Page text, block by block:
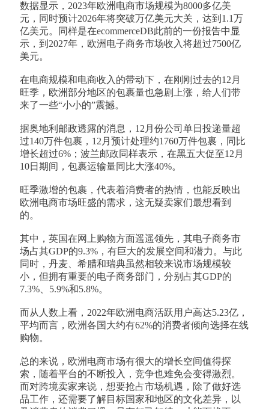
数据显示，2023年欧洲电商市场规模为8000多亿美
元，同时预计2026年将突破万亿美元大关，达到1.1万
亿美元。同样是在ecommerceDB此前的一份报告中显
示，到2027年，欧洲电子商务市场收入将超过7500亿
美元。
在电商规模和电商收入的带动下，在刚刚过去的12月
旺季，欧洲部分地区的包裹量也急剧上涨，给人们带
来了一些“小小的”震撼。
据奥地利邮政透露的消息，12月份公司单日投递量超
过140万件包裹，12月预计处理约1760万件包裹，同比
增长超过6%；波兰邮政同样表示，在黑五大促至12月
10日期间，包裹运输量同比大涨40%。
旺季激增的包裹，代表着消费者的热情，也能反映出
欧洲电商市场旺盛的需求，这无疑卖家们最想看到
的。
其中，英国在网上购物方面遥遥领先，其电子商务市
场占其GDP的9.3%，有巨大的发展空间和潜力。与此
同时，丹麦、希腊和瑞典虽然相较来说市场规模较
小，但拥有重要的电子商务部门，分别占其GDP的
7.3%、5.9%和5.8%。
而从人数上看，2022年欧洲电商活跃用户高达5.23亿，
平均而言，欧洲各国大约有62%的消费者倾向选择在线
购物。
总的来说，欧洲电商市场有很大的增长空间值得探
索，随着平台的不断投入，竞争也难免会变得激烈。
而对跨境卖家来说，想要抢占市场机遇，除了做好选
品工作，还需要了解目标国家和地区的文化差异，以